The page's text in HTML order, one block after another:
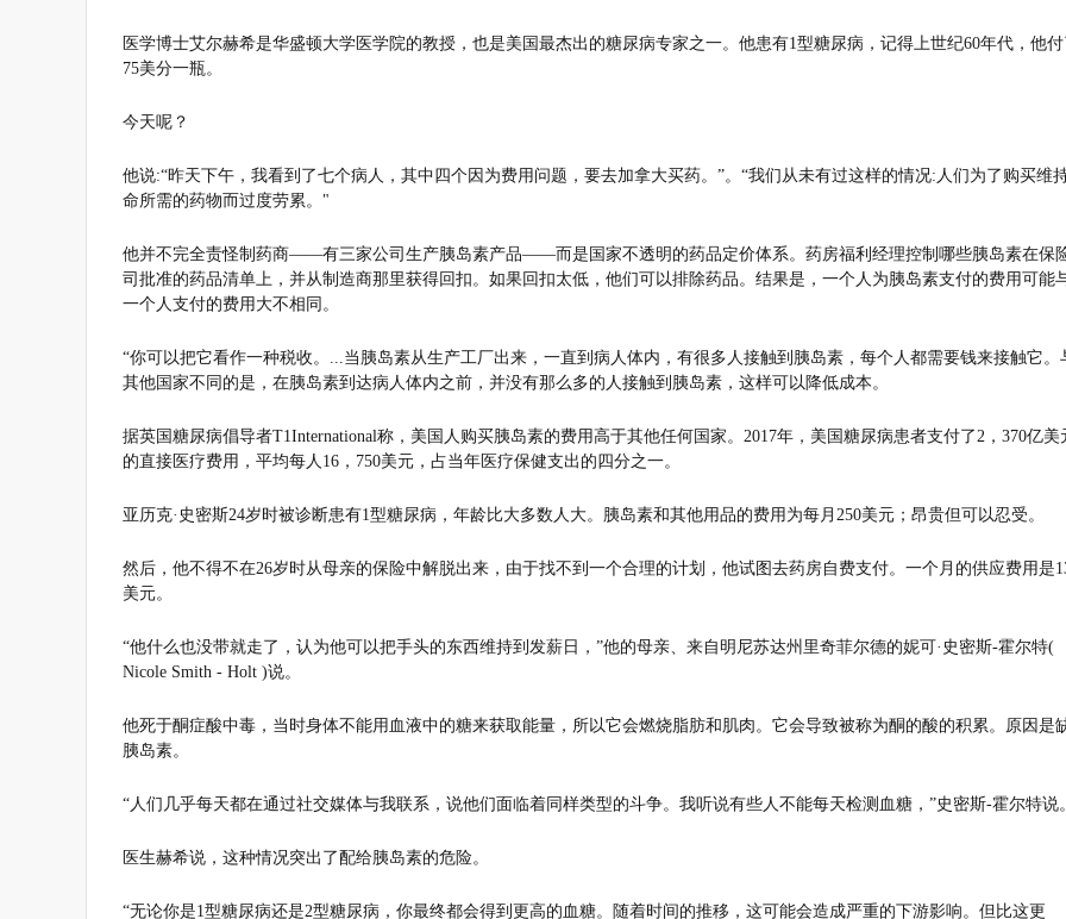
医学博士艾尔赫希是华盛顿大学医学院的教授，也是美国最杰出的糖尿病专家之一。他患有1型糖尿病，记得上世纪60年代，他付
75美分一瓶。
今天呢？
他说:“昨天下午，我看到了七个病人，其中四个因为费用问题，要去加拿大买药。”。“我们从未有过这样的情况:人们为了购买维
命所需的药物而过度劳累。"
他并不完全责怪制药商——有三家公司生产胰岛素产品——而是国家不透明的药品定价体系。药房福利经理控制哪些胰岛素在保
司批准的药品清单上，并从制造商那里获得回扣。如果回扣太低，他们可以排除药品。结果是，一个人为胰岛素支付的费用可能
一个人支付的费用大不相同。
“你可以把它看作一种税收。...当胰岛素从生产工厂出来，一直到病人体内，有很多人接触到胰岛素，每个人都需要钱来接触它。
其他国家不同的是，在胰岛素到达病人体内之前，并没有那么多的人接触到胰岛素，这样可以降低成本。
据英国糖尿病倡导者T1International称，美国人购买胰岛素的费用高于其他任何国家。2017年，美国糖尿病患者支付了2，370亿美
的直接医疗费用，平均每人16，750美元，占当年医疗保健支出的四分之一。
亚历克·史密斯24岁时被诊断患有1型糖尿病，年龄比大多数人大。胰岛素和其他用品的费用为每月250美元；昂贵但可以忍受。
然后，他不得不在26岁时从母亲的保险中解脱出来，由于找不到一个合理的计划，他试图去药房自费支付。一个月的供应费用是
美元。
“他什么也没带就走了，认为他可以把手头的东西维持到发薪日，”他的母亲、来自明尼苏达州里奇菲尔德的妮可·史密斯-霍尔特(
Nicole Smith - Holt )说。
他死于酮症酸中毒，当时身体不能用血液中的糖来获取能量，所以它会燃烧脂肪和肌肉。它会导致被称为酮的酸的积累。原因是
胰岛素。
“人们几乎每天都在通过社交媒体与我联系，说他们面临着同样类型的斗争。我听说有些人不能每天检测血糖，”史密斯-霍尔特说。
医生赫希说，这种情况突出了配给胰岛素的危险。
“无论你是1型糖尿病还是2型糖尿病，你最终都会得到更高的血糖。随着时间的推移，这可能会造成严重的下游影响。但比这更